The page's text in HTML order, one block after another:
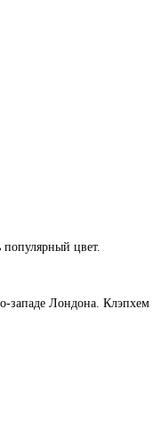
популярный цвет.
западе Лондона. Клэпхем